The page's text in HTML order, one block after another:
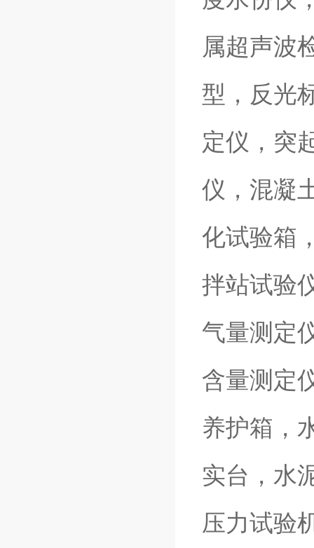
属超声波
型 ，反光
定仪，突
仪，混凝
化试验箱
拌站试验
气量测定
含量测定
养护箱，
实台，水
压力试验